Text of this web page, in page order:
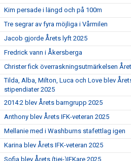
Kim persade i längd och på 100m
Tre segrar av fyra möjliga i Vårmilen
Jacob gjorde Årets lyft 2025
Fredrick vann i Åkersberga
Christer fick överraskningsutmärkelsen
Tilda, Alba, Milton, Luca och Love blev
stipendiater 2025
2014:2 blev Årets barngrupp 2025
Anthony blev Årets IFK-veteran 2025
Mellanie med i Washburns stafettlag igen
Karina blev Årets IFK-veteran 2025
Sofia blev Årets (tjej-)IFKare 2025